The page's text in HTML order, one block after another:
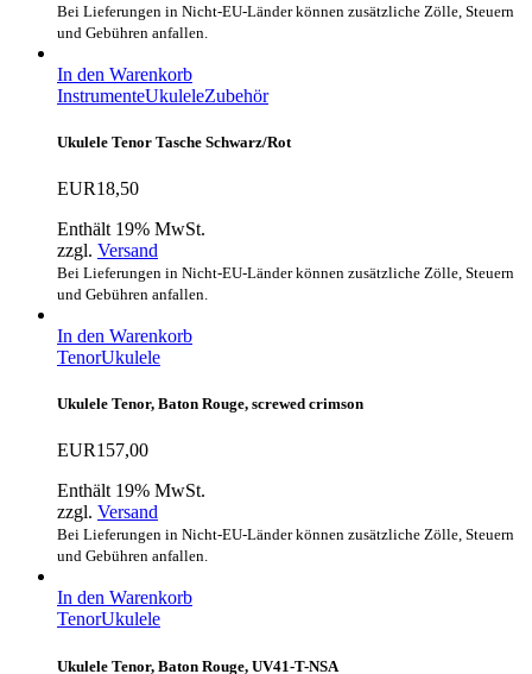
Bei Lieferungen in Nicht-EU-Länder können zusätzliche Zölle, Steuern
und Gebühren anfallen.
In den Warenkorb
InstrumenteUkuleleZubehör
Ukulele Tenor Tasche Schwarz/Rot
EUR18,50
Enthält 19% MwSt.
zzgl. Versand
Bei Lieferungen in Nicht-EU-Länder können zusätzliche Zölle, Steuern
und Gebühren anfallen.
In den Warenkorb
TenorUkulele
Ukulele Tenor, Baton Rouge, screwed crimson
EUR157,00
Enthält 19% MwSt.
zzgl. Versand
Bei Lieferungen in Nicht-EU-Länder können zusätzliche Zölle, Steuern
und Gebühren anfallen.
In den Warenkorb
TenorUkulele
Ukulele Tenor, Baton Rouge, UV41-T-NSA